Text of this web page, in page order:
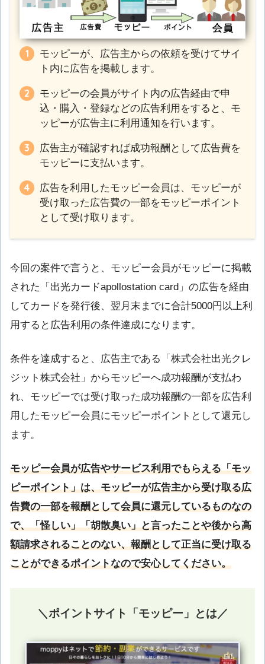
モッピーが、広告主からの依頼を受けてサイ
ト内に広告を掲載します。
モッピーの会員がサイト内の広告経由で申
込・購入・登録などの広告利用をすると、モ
ッピーが広告主に利用通知を行います。
広告主が確認すれば成功報酬として広告費を
モッピーに支払います。
広告を利用したモッピー会員は、モッピーが
受け取った広告費の一部をモッピーポイント
として受け取ります。
今回の案件で言うと、モッピー会員がモッピーに掲載
された「出光カードapollostation card」の広告を経由
してカードを発行後、翌月末までに合計5000円以上利
用すると広告利用の条件達成になります。
条件を達成すると、広告主である「株式会社出光クレ
ジット株式会社」からモッピーへ成功報酬が支払わ
れ、モッピーでは受け取った成功報酬の一部を広告利
用したモッピー会員にモッピーポイントとして還元し
ます。
モッピー会員が広告やサービス利用でもらえる「モッ
ピーポイント」は、モッピーが広告主から受け取る広
告費の一部を報酬として会員に還元しているものなの
で、「怪しい」「胡散臭い」と言ったことや後から高
額請求されることのない、報酬として正当に受け取る
ことができるポイントなので安心してください。
＼ポイントサイト「モッピー」とは／